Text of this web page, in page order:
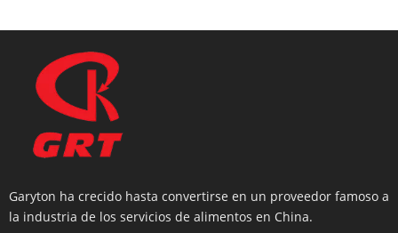
Garyton ha crecido hasta convertirse en un proveedor famoso a
la industria de los servicios de alimentos en China.